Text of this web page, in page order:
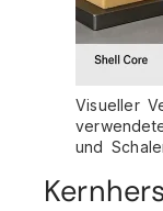
Visueller
und